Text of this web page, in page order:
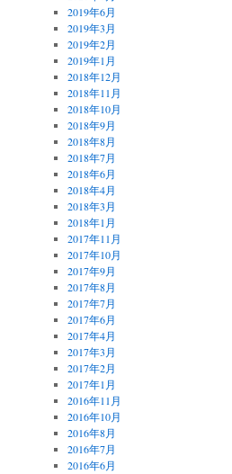
2019年6月
2019年3月
2019年2月
2019年1月
2018年12月
2018年11月
2018年10月
2018年9月
2018年8月
2018年7月
2018年6月
2018年4月
2018年3月
2018年1月
2017年11月
2017年10月
2017年9月
2017年8月
2017年7月
2017年6月
2017年4月
2017年3月
2017年2月
2017年1月
2016年11月
2016年10月
2016年8月
2016年7月
2016年6月